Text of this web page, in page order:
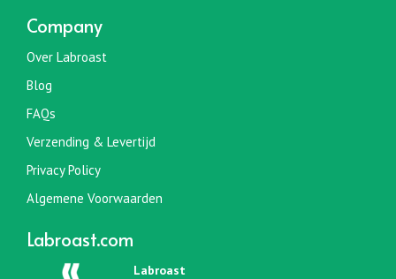
Company
Over Labroast
Blog
FAQs
Verzending & Levertijd
Privacy Policy
Algemene Voorwaarden
Labroast.com
Labroast